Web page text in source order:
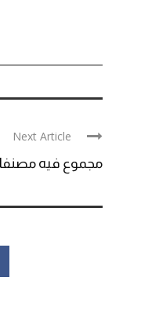
Next Article
مجموع فيه